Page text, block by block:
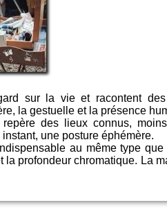
sur la vie et racontent
la gestuelle et la présence
des lieux connus,
une posture éphémère.
au même type
la profondeur chromatique. La